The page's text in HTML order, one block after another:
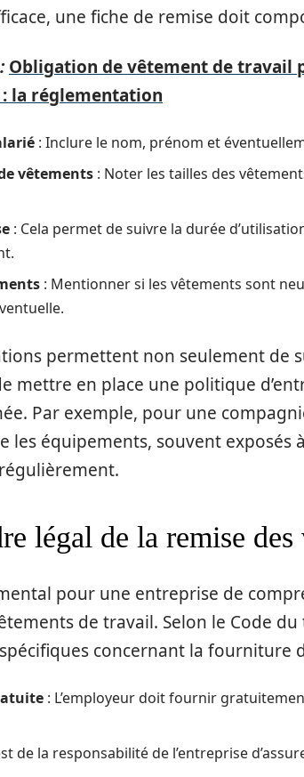
une fiche de remise doit
Obligation de vêtement de travail
la réglementation
: Inclure le nom, prénom et
vêtements : Noter les tailles des
: Cela permet de suivre la durée
: Mentionner si les vêtements sont
permettent non seulement de
mettre en place une politique
Par exemple, pour une
les équipements, souvent
légal de la remise
pour une entreprise de
de travail. Selon le Code du
concernant la fourniture
: L’employeur doit fournir
de la responsabilité de l’entreprise